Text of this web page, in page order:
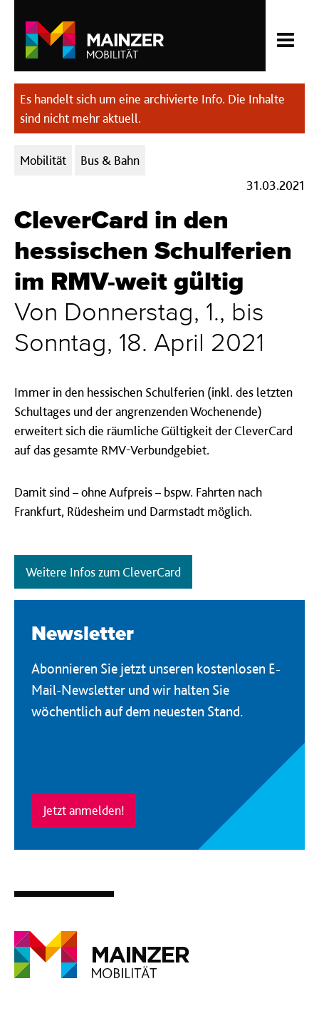
Es handelt sich um eine archivierte Info. Die Inhalte
sind nicht mehr aktuell.
Kategorien:
Mobilität
Bus & Bahn
31.03.2021
CleverCard in den
hessischen Schulferien
im RMV-weit gültig
Von Donnerstag, 1., bis
Sonntag, 18. April 2021
Immer in den hessischen Schulferien (inkl. des letzten
Schultages und der angrenzenden Wochenende)
erweitert sich die räumliche Gültigkeit der CleverCard
auf das gesamte RMV-Verbundgebiet.
Damit sind – ohne Aufpreis – bspw. Fahrten nach
Frankfurt, Rüdesheim und Darmstadt möglich.
Weitere Infos zum CleverCard
Newsletter
Abonnieren Sie jetzt unseren kostenlosen E-
Mail-Newsletter und wir halten Sie
wöchentlich auf dem neuesten Stand.
Jetzt anmelden!